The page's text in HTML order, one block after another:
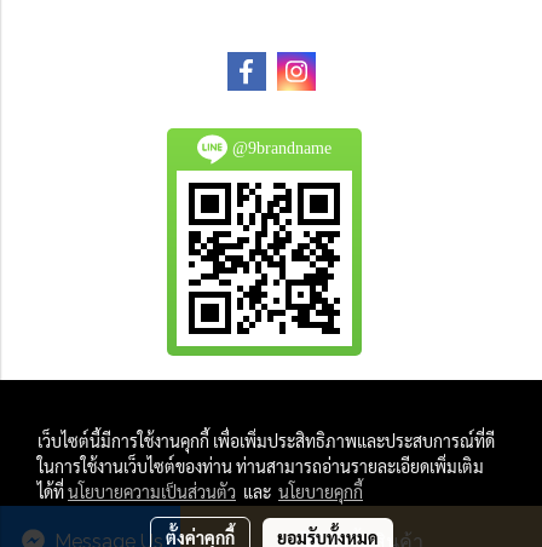
สั่งซื้อสินค้า
Message Us
@9brandname
And
All Photo in this website were taken by
9Brandname's Team.
เว็บไซต์นี้มีการใช้งานคุกกี้ เพื่อเพิ่มประสิทธิภาพและประสบการณ์ที่ดี
ในการใช้งานเว็บไซต์ของท่าน ท่านสามารถอ่านรายละเอียดเพิ่มเติม
ได้ที่นโยบายความเป็นส่วนตัว และ นโยบายคุกกี้
ตั้งค่าคุกกี้ ยอมรับทั้งหมด